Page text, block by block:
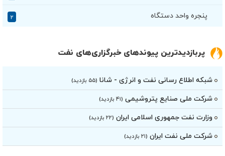
پنجره واحد دستگاه ۲
پربازدیدترین پیوندهای خبرگزاری‌های نفت
شبکه اطلاع رسانی نفت و انرژی - شانا (۵۵ بازدید)
شرکت ملی صنایع پتروشیمی (۴۱ بازدید)
وزارت نفت جمهورى اسلامى ایران (۲۲ بازدید)
شرکت ملی نفت ایران (۲۱ بازدید)